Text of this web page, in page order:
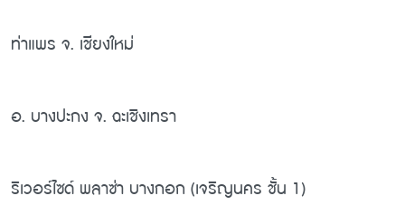
ท่าแพร จ. เชียงใหม่
อ. บางปะกง จ. ฉะเชิงเทรา
ริเวอร์ไซด์ พลาซ่า บางกอก (เจริญนคร ชั้น 1)